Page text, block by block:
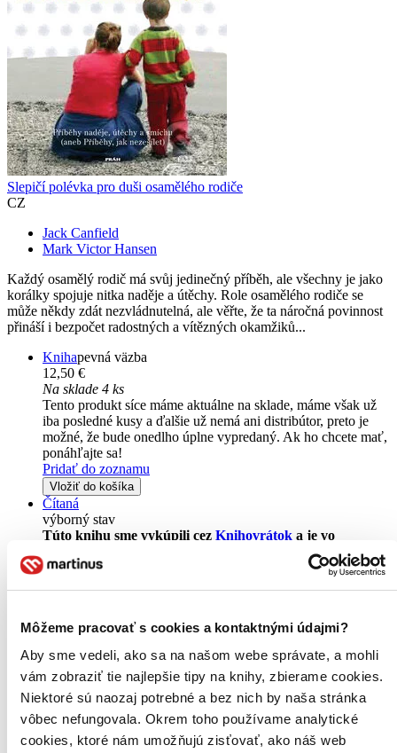
Môžeme pracovať s cookies a kontaktnými údajmi?
Aby sme vedeli, ako sa na našom webe správate, a mohli
vám zobraziť tie najlepšie tipy na knihy, zbierame cookies.
Niektoré sú naozaj potrebné a bez nich by naša stránka
vôbec nefungovala. Okrem toho používame analytické
cookies, ktoré nám umožňujú zisťovať, ako náš web
Slepičí polévka pro duši osamělého rodiče
CZ
Jack Canfield
Mark Victor Hansen
Každý osamělý rodič má svůj jedinečný příběh, ale všechny je jako
korálky spojuje nitka naděje a útěchy. Role osamělého rodiče se
může někdy zdát nezvládnutelná, ale věřte, že ta náročná povinnost
přináší i bezpočet radostných a vítězných okamžiků...
Knihapevná väzba
12,50 €
Na sklade 4 ks
Tento produkt síce máme aktuálne na sklade, máme však už
iba posledné kusy a ďalšie už nemá ani distribútor, preto je
možné, že bude onedlho úplne vypredaný. Ak ho chcete mať,
ponáhľajte sa!
Pridať do zoznamu
Vložiť do košíka
Čítaná
výborný stav
Túto knihu sme vykúpili cez Knihovrátok a je vo
Rozdiel medzi touto knihou a novou by ste
asi ani nespoznali. Knihu sme označili nálepkou, ktorá môže
Tento produkt síce máme aktuálne na sklade, máme však už
iba posledné kusy a ďalšie už nemá ani distribútor, preto je
možné, že bude onedlho úplne vypredaný. Ak ho chcete mať,
ponáhľajte sa!
Vložiť do košíka